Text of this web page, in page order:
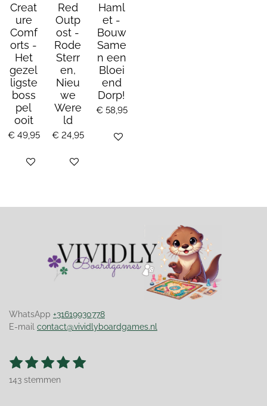
Creat
ure
Comf
orts -
Het
gezel
ligste
boss
pel
ooit
€ 49,95
Bekijk details
Red
Outp
ost -
Rode
Sterr
en,
Nieu
we
Were
ld
€ 24,95
Bekijk details
Haml
et -
Bouw
Same
n een
Bloei
end
Dorp!
€ 58,95
Bekijk details
WhatsApp +31619930778
E-mail contact@vividlyboardgames.nl
R
1
s
2
s
3
s
4
s
5
S
143 stemmen